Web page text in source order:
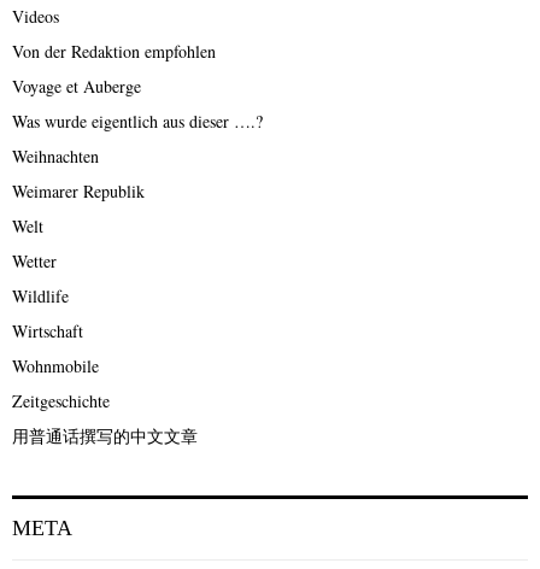
Videos
Von der Redaktion empfohlen
Voyage et Auberge
Was wurde eigentlich aus dieser ….?
Weihnachten
Weimarer Republik
Welt
Wetter
Wildlife
Wirtschaft
Wohnmobile
Zeitgeschichte
用普通话撰写的中文文章
META